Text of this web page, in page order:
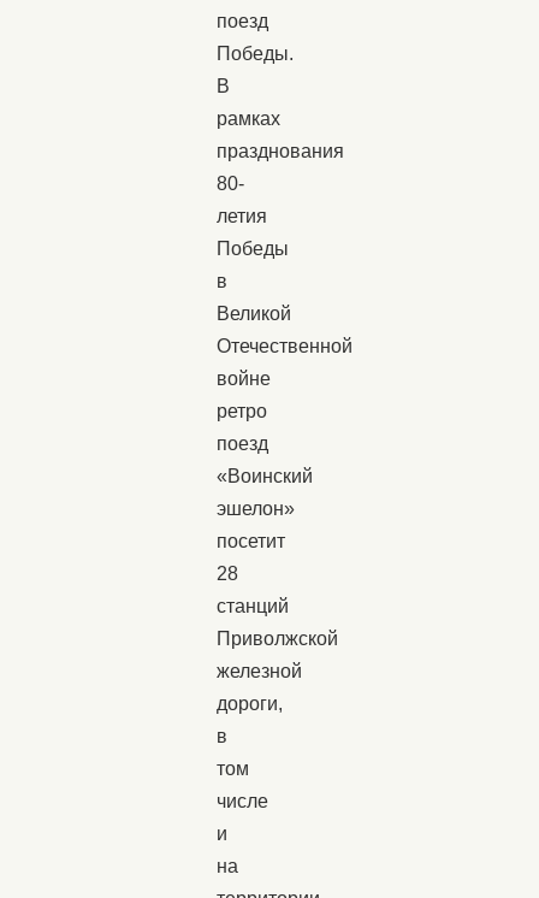
поезд
Победы.
В
рамках
празднования
80-
летия
Победы
в
Великой
Отечественной
войне
ретро
поезд
«Воинский
эшелон»
посетит
28
станций
Приволжской
железной
дороги,
в
том
числе
и
на